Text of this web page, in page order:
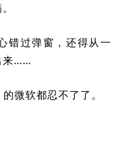
错过弹窗，还得从一
来……
的微软都忍不了了。